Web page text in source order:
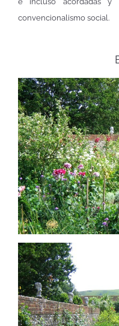
convencionalismo social.